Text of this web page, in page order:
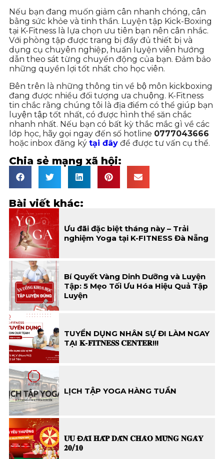
Nếu bạn đang muốn giảm cân nhanh chóng, cân
bằng sức khỏe và tinh thần. Luyện tập Kick-Boxing
tại K-Fitness là lựa chọn ưu tiên bạn nên cân nhắc.
Với phòng tập được trang bị đầy đủ thiết bị và
dụng cụ chuyên nghiệp, huấn luyện viên hướng
dẫn theo sát từng chuyển động của bạn. Đảm bảo
những quyền lợi tốt nhất cho học viên.
Bên trên là những thông tin về bộ môn kickboxing
đang được nhiều đối tượng ưa chuộng. K-Fitness
tin chắc rằng chúng tôi là địa điểm có thể giúp bạn
luyện tập tốt nhất, có được hình thể săn chắc
nhanh nhất. Nếu bạn có bất kỳ thắc mắc gì về các
lớp học, hãy gọi ngay đến số hotline 0777043666
hoặc inbox đăng ký tại đây để được tư vấn cụ thể.
Chia sẻ mạng xã hội:
Bài viết khác:
Ưu đãi đặc biệt tháng này – Trải
nghiệm Yoga tại K-FITNESS Đà Nẵng
Bí Quyết Vàng Dinh Dưỡng và Luyện
Tập: 5 Mẹo Tối Ưu Hóa Hiệu Quả Tập
Luyện
TUYỂN DỤNG NHÂN SỰ ĐI LÀM NGAY
TẠI 𝐊-𝐅𝐈𝐓𝐍𝐄𝐒𝐒 𝐂𝐄𝐍𝐓𝐄𝐑!!!
LỊCH TẬP YOGA HÀNG TUẦN
𝐔̛𝐔 Đ𝐀̃𝐈 𝐇𝐀̂́𝐏 𝐃𝐀̂̃𝐍 𝐂𝐇𝐀̀𝐎 𝐌𝐔̛̀𝐍𝐆 𝐍𝐆𝐀̀𝐘
𝟐𝟎/𝟏𝟎